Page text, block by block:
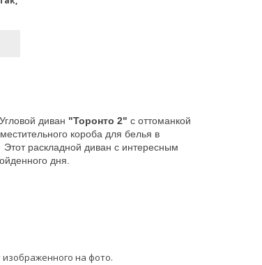
Угловой диван "Торонто 2" с оттоманкой
короба для белья в
раскладной диван с интересным
дня.
на фото.